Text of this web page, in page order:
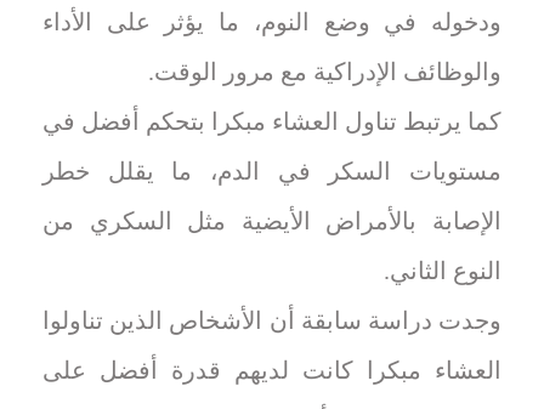
ودخوله في وضع النوم، ما يؤثر على الأداء
والوظائف الإدراكية مع مرور الوقت.
كما يرتبط تناول العشاء مبكرا بتحكم أفضل في
مستويات السكر في الدم، ما يقلل خطر
الإصابة بالأمراض الأيضية مثل السكري من
النوع الثاني.
وجدت دراسة سابقة أن الأشخاص الذين تناولوا
العشاء مبكرا كانت لديهم قدرة أفضل على